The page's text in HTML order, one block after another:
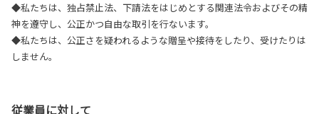
◆私たちは、独占禁止法、下請法をはじめとする関連法令およびその精
神を遵守し、公正かつ自由な取引を行ないます。
◆私たちは、公正さを疑われるような贈呈や接待をしたり、受けたりは
しません。
従業員に対して